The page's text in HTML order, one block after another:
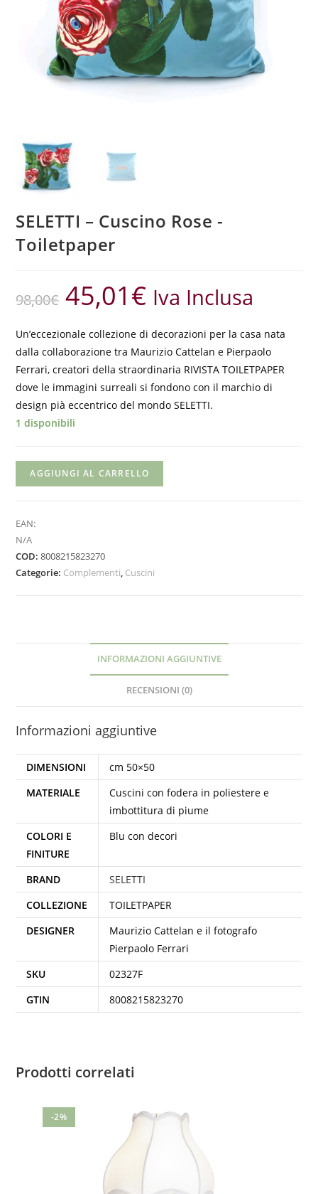
SELETTI – Cuscino Rose -
Toiletpaper
98,00€ 45,01€ Iva Inclusa
Un’eccezionale collezione di decorazioni per la casa nata
dalla collaborazione tra Maurizio Cattelan e Pierpaolo
Ferrari, creatori della straordinaria RIVISTA TOILETPAPER
dove le immagini surreali si fondono con il marchio di
design pià eccentrico del mondo SELETTI.
1 disponibili
AGGIUNGI AL CARRELLO
EAN:
N/A
COD:8008215823270
Categorie: Complementi, Cuscini
INFORMAZIONI AGGIUNTIVE
RECENSIONI (0)
Informazioni aggiuntive
DIMENSIONI
cm 50×50
MATERIALE
Cuscini con fodera in poliestere e
imbottitura di piume
COLORI E
FINITURE
Blu con decori
BRAND
SELETTI
COLLEZIONE
TOILETPAPER
DESIGNER
Maurizio Cattelan e il fotografo
Pierpaolo Ferrari
SKU
02327F
GTIN
8008215823270
Prodotti correlati
-2%